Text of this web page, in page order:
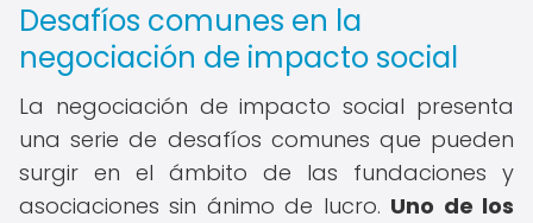
Desafíos comunes en la
negociación de impacto social
La negociación de impacto social presenta
una serie de desafíos comunes que pueden
surgir en el ámbito de las fundaciones y
asociaciones sin ánimo de lucro. Uno de los